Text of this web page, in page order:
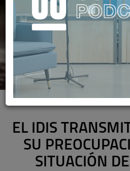
EL IDIS
SU
SITUACIÓN